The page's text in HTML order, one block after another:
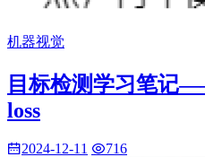
机器视觉
目标检测学习笔记
loss
2024-12-11 716